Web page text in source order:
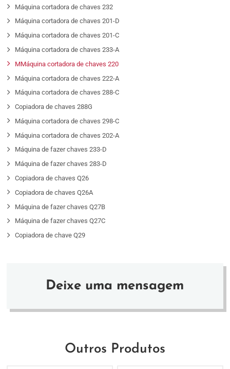
Máquina cortadora de chaves 232
Máquina cortadora de chaves 201-D
Máquina cortadora de chaves 201-C
Máquina cortadora de chaves 233-A
MMáquina cortadora de chaves 220
Máquina cortadora de chaves 222-A
Máquina cortadora de chaves 288-C
Copiadora de chaves 288G
Máquina cortadora de chaves 298-C
Máquina cortadora de chaves 202-A
Máquina de fazer chaves 233-D
Máquina de fazer chaves 283-D
Copiadora de chaves Q26
Copiadora de chaves Q26A
Máquina de fazer chaves Q27B
Máquina de fazer chaves Q27C
Copiadora de chave Q29
Deixe uma mensagem
Outros Produtos